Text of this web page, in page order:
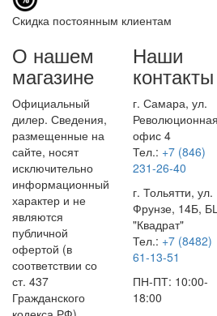
Скидка постоянным клиентам
О нашем
магазине
Официальный
дилер. Сведения,
размещенные на
сайте, носят
исключительно
информационный
характер и не
являются
публичной
офертой (в
соответствии со
ст. 437
Гражданского
Наши
контакты
г. Самара, ул.
офис 4
Тел.: +7 (846)
231-26-40
г. Тольятти, ул.
Фрунзе, 14Б,
"Квадрат"
Тел.: +7 (8482)
61-13-51
ПН-ПТ: 10:00-
18:00